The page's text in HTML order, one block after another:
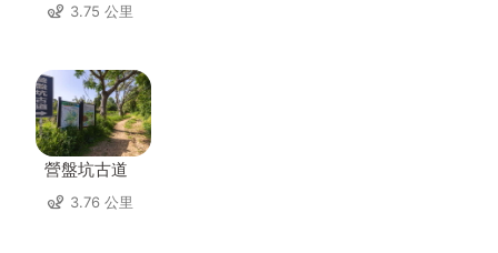
3.75 公里
營盤坑古道
3.76 公里